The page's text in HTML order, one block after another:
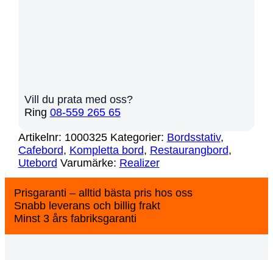
Vill du prata med oss?
Ring 08-559 265 65
Artikelnr: 1000325 Kategorier: Bordsstativ,
Cafebord, Kompletta bord, Restaurangbord,
Utebord Varumärke: Realizer
Prisgaranti – alltid bästa pris hos oss
Snabb leverans och billig frakt
Minst 3 års fabriksgaranti